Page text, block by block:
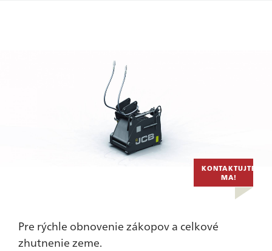
KONTAKTUJTE
MA!
Pre rýchle obnovenie zákopov a celkové
zhutnenie zeme.